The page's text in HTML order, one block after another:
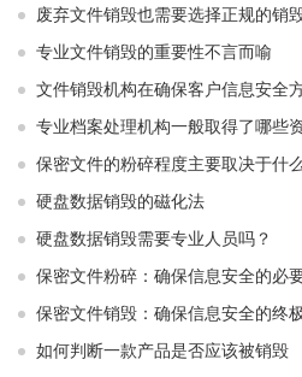
废弃文件销毁也需要选择正规的销
专业文件销毁的重要性不言而喻
文件销毁机构在确保客户信息安全
专业档案处理机构一般取得了哪些
保密文件的粉碎程度主要取决于什么
硬盘数据销毁的磁化法
硬盘数据销毁需要专业人员吗？
保密文件粉碎：确保信息安全的必
保密文件销毁：确保信息安全的终
如何判断一款产品是否应该被销毁